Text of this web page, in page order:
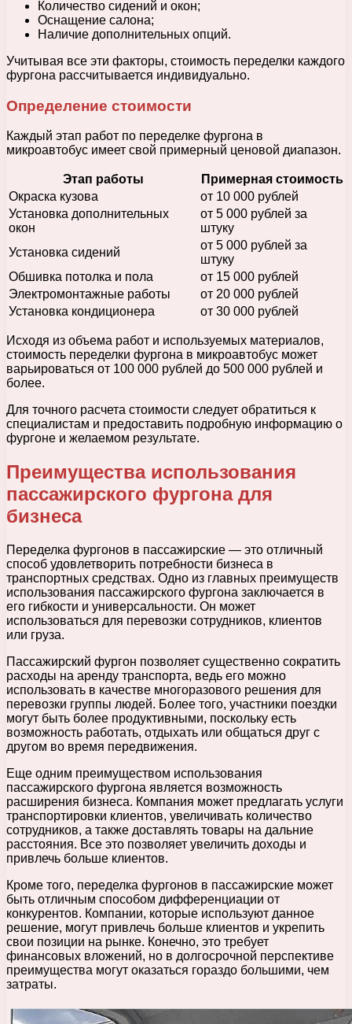
Количество сидений и окон;
Оснащение салона;
Наличие дополнительных опций.
Учитывая все эти факторы, стоимость переделки каждого
фургона рассчитывается индивидуально.
Определение стоимости
Каждый этап работ по переделке фургона в
микроавтобус имеет свой примерный ценовой диапазон.
Этап работы
Примерная стоимость
Окраска кузова
от 10 000 рублей
Установка дополнительных
окон
от 5 000 рублей за
штуку
Установка сидений
от 5 000 рублей за
штуку
Обшивка потолка и пола
от 15 000 рублей
Электромонтажные работы
от 20 000 рублей
Установка кондиционера
от 30 000 рублей
Исходя из объема работ и используемых материалов,
стоимость переделки фургона в микроавтобус может
варьироваться от 100 000 рублей до 500 000 рублей и
более.
Для точного расчета стоимости следует обратиться к
специалистам и предоставить подробную информацию о
фургоне и желаемом результате.
Преимущества использования
пассажирского фургона для
бизнеса
Переделка фургонов в пассажирские — это отличный
способ удовлетворить потребности бизнеса в
транспортных средствах. Одно из главных преимуществ
использования пассажирского фургона заключается в
его гибкости и универсальности. Он может
использоваться для перевозки сотрудников, клиентов
или груза.
Пассажирский фургон позволяет существенно сократить
расходы на аренду транспорта, ведь его можно
использовать в качестве многоразового решения для
перевозки группы людей. Более того, участники поездки
могут быть более продуктивными, поскольку есть
возможность работать, отдыхать или общаться друг с
другом во время передвижения.
Еще одним преимуществом использования
пассажирского фургона является возможность
расширения бизнеса. Компания может предлагать услуги
транспортировки клиентов, увеличивать количество
сотрудников, а также доставлять товары на дальние
расстояния. Все это позволяет увеличить доходы и
привлечь больше клиентов.
Кроме того, переделка фургонов в пассажирские может
быть отличным способом дифференциации от
конкурентов. Компании, которые используют данное
решение, могут привлечь больше клиентов и укрепить
свои позиции на рынке. Конечно, это требует
финансовых вложений, но в долгосрочной перспективе
преимущества могут оказаться гораздо большими, чем
затраты.